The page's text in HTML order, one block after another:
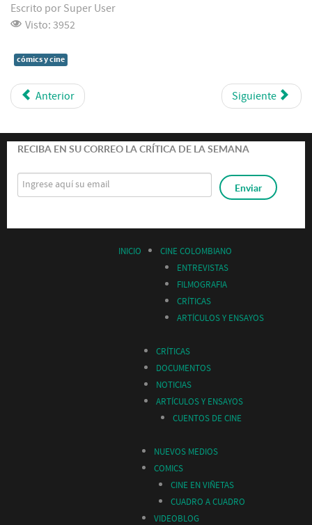
Escrito por Super User
Visto: 3952
cómics y cine
Anterior Siguiente
RECIBA EN SU CORREO LA CRÍTICA DE LA SEMANA
INICIO
CINE COLOMBIANO
ENTREVISTAS
FILMOGRAFIA
CRÍTICAS
ARTÍCULOS Y ENSAYOS
CRÍTICAS
DOCUMENTOS
NOTICIAS
ARTÍCULOS Y ENSAYOS
CUENTOS DE CINE
NUEVOS MEDIOS
COMICS
CINE EN VIÑETAS
CUADRO A CUADRO
VIDEOBLOG